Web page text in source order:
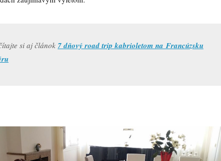
si aj článok 7 dňový road trip kabrioletom na Francúzsku